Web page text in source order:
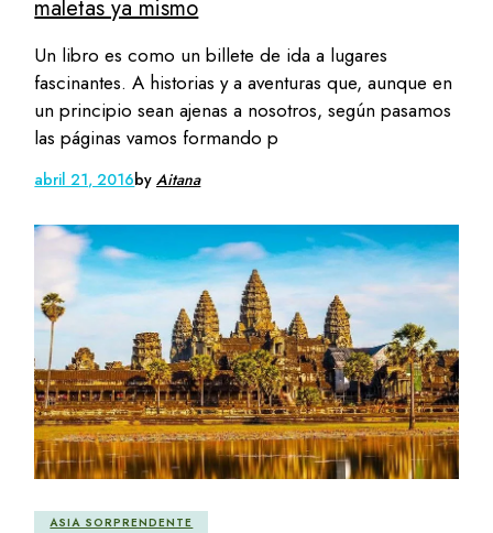
maletas ya mismo
Un libro es como un billete de ida a lugares
fascinantes. A historias y a aventuras que, aunque en
un principio sean ajenas a nosotros, según pasamos
las páginas vamos formando p
abril 21, 2016byAitana
ASIA SORPRENDENTE